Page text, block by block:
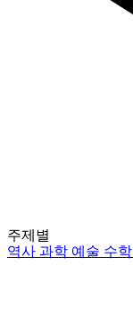
주제별
역사과학 예술 수학